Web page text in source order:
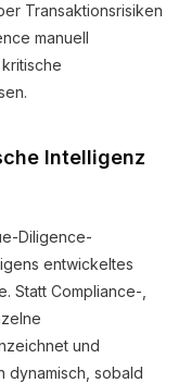
Transaktionsrisiken
manuell
Intelligenz
Diligence-
entwickeltes
Statt Compliance-,
und
dynamisch, sobald